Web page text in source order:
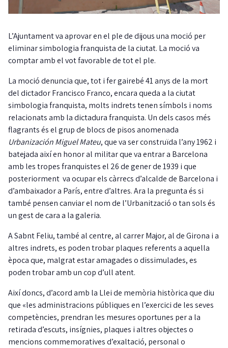
L’Ajuntament va aprovar en el ple de dijous una moció per
eliminar simbologia franquista de la ciutat. La moció va
comptar amb el vot favorable de tot el ple.
La moció denuncia que, tot i fer gairebé 41 anys de la mort
del dictador Francisco Franco, encara queda a la ciutat
simbologia franquista, molts indrets tenen símbols i noms
relacionats amb la dictadura franquista. Un dels casos més
flagrants és el grup de blocs de pisos anomenada
Urbanización Miguel Mateu, que va ser construïda l’any 1962 i
batejada així en honor al militar que va entrar a Barcelona
amb les tropes franquistes el 26 de gener de 1939 i que
posteriorment va ocupar els càrrecs d’alcalde de Barcelona i
d’ambaixador a París, entre d’altres. Ara la pregunta és si
també pensen canviar el nom de l’Urbanització o tan sols és
un gest de cara a la galeria.
A Sabnt Feliu, també al centre, al carrer Major, al de Girona i a
altres indrets, es poden trobar plaques referents a aquella
època que, malgrat estar amagades o dissimulades, es
poden trobar amb un cop d’ull atent.
Així doncs, d’acord amb la Llei de memòria històrica que diu
que «les administracions públiques en l’exercici de les seves
competències, prendran les mesures oportunes per a la
retirada d’escuts, insígnies, plaques i altres objectes o
mencions commemoratives d’exaltació, personal o